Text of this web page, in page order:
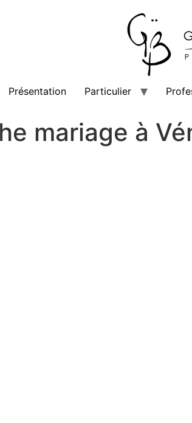
Présentation Particulier
mariage à